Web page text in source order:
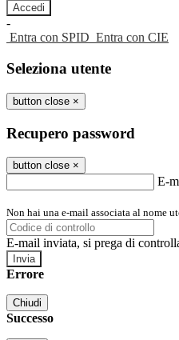
-
Entra con SPID Entra con CIE
Seleziona utente
button close ×
Recupero password
button close ×
E-
Non hai una e-mail associata al nome
E-mail inviata, si prega di
Errore
Chiudi
Successo